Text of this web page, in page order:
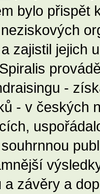
bylo přispět
zajistil jejich
-
- v českých
a závěry a